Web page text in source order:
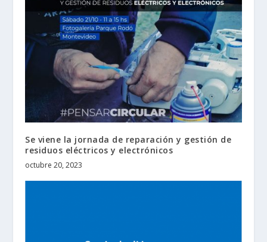
Se viene la jornada de reparación y gestión de
residuos eléctricos y electrónicos
octubre 20, 2023